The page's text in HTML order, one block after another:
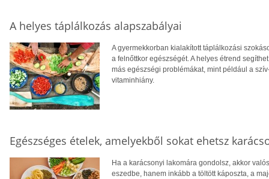
A helyes táplálkozás alapszabályai
A gyermekkorban kialakított táplálkozási
a felnőttkor egészségét. A helyes étrend
más egészségi problémákat, mint például a
vitaminhiány.
Egészséges ételek, amelyekből sokat ehetsz
Ha a karácsonyi lakomára gondolsz, akkor
eszedbe, hanem inkább a töltött káposzta, a